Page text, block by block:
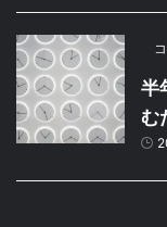
半
む